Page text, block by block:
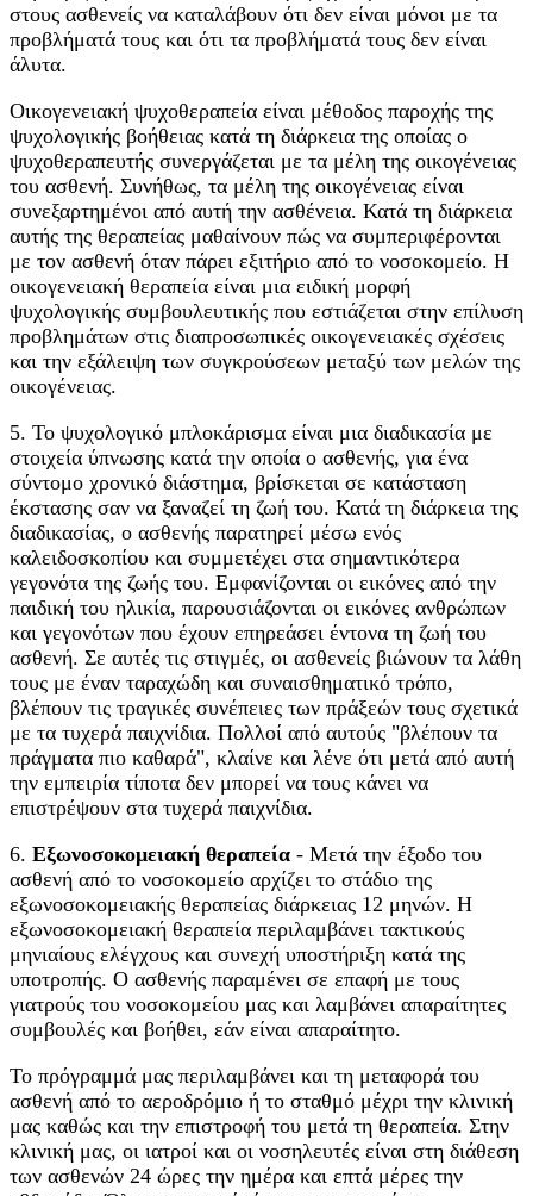
στους ασθενείς να καταλάβουν ότι δεν είναι μόνοι με τα
προβλήματά τους και ότι τα προβλήματά τους δεν είναι
άλυτα.
Οικογενειακή ψυχοθεραπεία είναι μέθοδος παροχής της
ψυχολογικής βοήθειας κατά τη διάρκεια της οποίας ο
ψυχοθεραπευτής συνεργάζεται με τα μέλη της οικογένειας
του ασθενή. Συνήθως, τα μέλη της οικογένειας είναι
συνεξαρτημένοι από αυτή την ασθένεια. Κατά τη διάρκεια
αυτής της θεραπείας μαθαίνουν πώς να συμπεριφέρονται
με τον ασθενή όταν πάρει εξιτήριο από το νοσοκομείο. Η
οικογενειακή θεραπεία είναι μια ειδική μορφή
ψυχολογικής συμβουλευτικής που εστιάζεται στην επίλυση
προβλημάτων στις διαπροσωπικές οικογενειακές σχέσεις
και την εξάλειψη των συγκρούσεων μεταξύ των μελών της
οικογένειας.
5. Το ψυχολογικό μπλοκάρισμα είναι μια διαδικασία με
στοιχεία ύπνωσης κατά την οποία ο ασθενής, για ένα
σύντομο χρονικό διάστημα, βρίσκεται σε κατάσταση
έκστασης σαν να ξαναζεί τη ζωή του. Κατά τη διάρκεια της
διαδικασίας, ο ασθενής παρατηρεί μέσω ενός
καλειδοσκοπίου και συμμετέχει στα σημαντικότερα
γεγονότα της ζωής του. Εμφανίζονται οι εικόνες από την
παιδική του ηλικία, παρουσιάζονται οι εικόνες ανθρώπων
και γεγονότων που έχουν επηρεάσει έντονα τη ζωή του
ασθενή. Σε αυτές τις στιγμές, οι ασθενείς βιώνουν τα λάθη
τους με έναν ταραχώδη και συναισθηματικό τρόπο,
βλέπουν τις τραγικές συνέπειες των πράξεών τους σχετικά
με τα τυχερά παιχνίδια. Πολλοί από αυτούς "βλέπουν τα
πράγματα πιο καθαρά", κλαίνε και λένε ότι μετά από αυτή
την εμπειρία τίποτα δεν μπορεί να τους κάνει να
επιστρέψουν στα τυχερά παιχνίδια.
6. Εξωνοσοκομειακή θεραπεία - Μετά την έξοδο του
ασθενή από το νοσοκομείο αρχίζει το στάδιο της
εξωνοσοκομειακής θεραπείας διάρκειας 12 μηνών. Η
εξωνοσοκομειακή θεραπεία περιλαμβάνει τακτικούς
μηνιαίους ελέγχους και συνεχή υποστήριξη κατά της
υποτροπής. Ο ασθενής παραμένει σε επαφή με τους
γιατρούς του νοσοκομείου μας και λαμβάνει απαραίτητες
συμβουλές και βοήθει, εάν είναι απαραίτητο.
Το πρόγραμμά μας περιλαμβάνει και τη μεταφορά του
ασθενή από το αεροδρόμιο ή το σταθμό μέχρι την κλινική
μας καθώς και την επιστροφή του μετά τη θεραπεία. Στην
κλινική μας, οι ιατροί και οι νοσηλευτές είναι στη διάθεση
των ασθενών 24 ώρες την ημέρα και επτά μέρες την